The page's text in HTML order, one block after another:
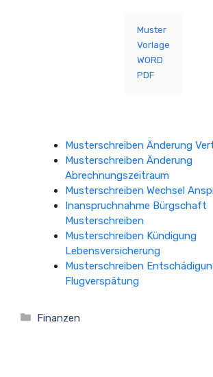
Muster
Vorlage
WORD
PDF
Musterschreiben Änderung
Musterschreiben Änderung
Abrechnungszeitraum
Musterschreiben Wechsel
Inanspruchnahme Bürgschaft
Musterschreiben
Musterschreiben Kündigung
Lebensversicherung
Musterschreiben
Flugverspätung
Kategorien
Finanzen